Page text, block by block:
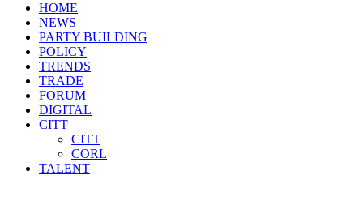
HOME
NEWS
PARTY BUILDING
POLICY
TRENDS
TRADE
FORUM
DIGITAL
CITT
CITT
CORL
TALENT